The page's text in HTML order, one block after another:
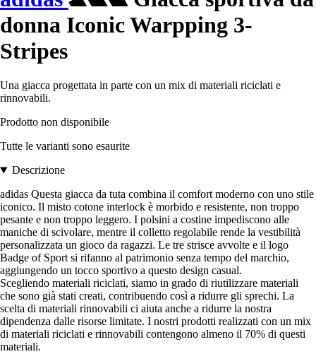
donna Iconic Warpping 3-
Stripes
Una giacca progettata in parte con un mix di materiali riciclati e
rinnovabili.
Prodotto non disponibile
Tutte le varianti sono esaurite
Descrizione
adidas Questa giacca da tuta combina il comfort moderno con uno stile
iconico. Il misto cotone interlock è morbido e resistente, non troppo
pesante e non troppo leggero. I polsini a costine impediscono alle
maniche di scivolare, mentre il colletto regolabile rende la vestibilità
personalizzata un gioco da ragazzi. Le tre strisce avvolte e il logo
Badge of Sport si rifanno al patrimonio senza tempo del marchio,
aggiungendo un tocco sportivo a questo design casual.
Scegliendo materiali riciclati, siamo in grado di riutilizzare materiali
che sono già stati creati, contribuendo così a ridurre gli sprechi. La
scelta di materiali rinnovabili ci aiuta anche a ridurre la nostra
dipendenza dalle risorse limitate. I nostri prodotti realizzati con un mix
di materiali riciclati e rinnovabili contengono almeno il 70% di questi
materiali.